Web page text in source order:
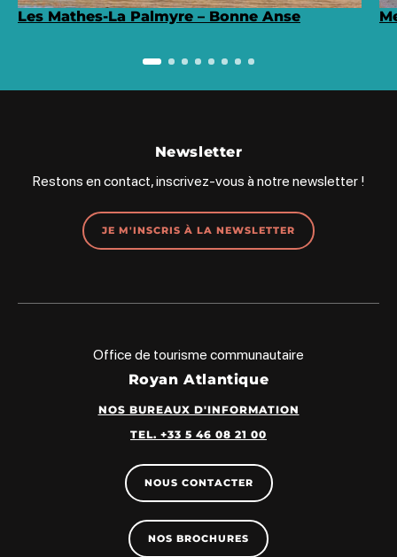
Les Mathes-La Palmyre – Bonne Anse
Newsletter
Restons en contact, inscrivez-vous à notre newsletter !
JE M'INSCRIS À LA NEWSLETTER
Office de tourisme communautaire
Royan Atlantique
NOS BUREAUX D'INFORMATION
TEL. +33 5 46 08 21 00
NOUS CONTACTER
NOS BROCHURES